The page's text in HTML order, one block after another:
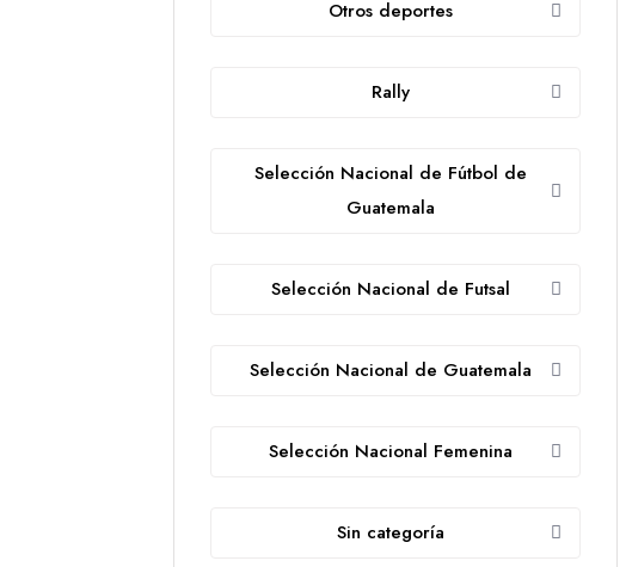
Otros deportes
Rally
Selección Nacional de Fútbol de
Guatemala
Selección Nacional de Futsal
Selección Nacional de Guatemala
Selección Nacional Femenina
Sin categoría